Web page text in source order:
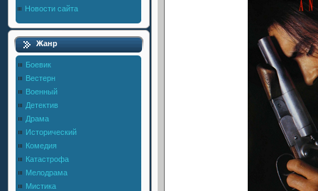
Новости сайта
Жанр
Боевик
Вестерн
Военный
Детектив
Драма
Исторический
Комедия
Катастрофа
Мелодрама
Мистика